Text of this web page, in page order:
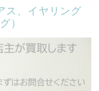
ス、イヤリング
）